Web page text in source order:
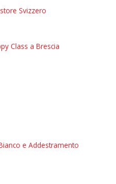
Svizzero
Class a Brescia
e Addestramento